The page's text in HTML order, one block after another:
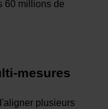
60 millions de
mesures
plusieurs